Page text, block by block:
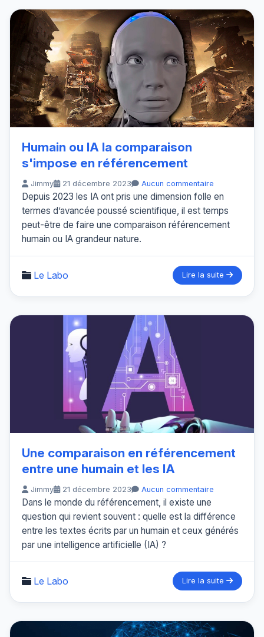
Humain ou IA la comparaison
s'impose en référencement
Jimmy 21 décembre 2023 Aucun commentaire
Depuis 2023 les IA ont pris une dimension folle en
termes d’avancée poussé scientifique, il est temps
peut-être de faire une comparaison référencement
humain ou IA grandeur nature.
Le Labo Lire la suite
Une comparaison en référencement
entre une humain et les IA
Jimmy 21 décembre 2023 Aucun commentaire
Dans le monde du référencement, il existe une
question qui revient souvent : quelle est la différence
entre les textes écrits par un humain et ceux générés
par une intelligence artificielle (IA) ?
Le Labo Lire la suite